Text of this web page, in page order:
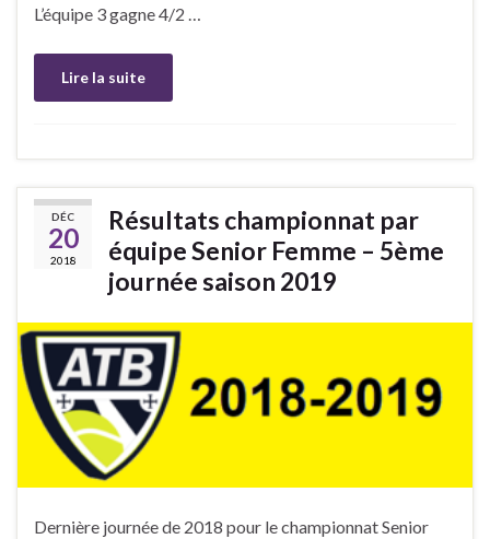
L’équipe 3 gagne 4/2 …
Lire la suite
DÉC
20
2018
Résultats championnat par
équipe Senior Femme – 5ème
journée saison 2019
Dernière journée de 2018 pour le championnat Senior